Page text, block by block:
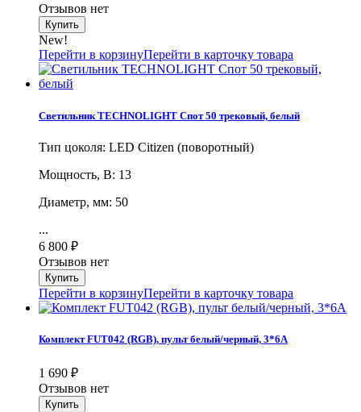
Отзывов нет
New!
Перейти в корзинуПерейти в карточку товара
Светильник TECHNOLIGHT Спот 50 трековый, белый
Тип цоколя: LED Citizen (поворотный)
Мощность, В: 13
Диаметр, мм: 50
...
6 800 ₽
Отзывов нет
Перейти в корзинуПерейти в карточку товара
Комплект FUT042 (RGB), пульт белый/черный, 3*6A
1 690 ₽
Отзывов нет